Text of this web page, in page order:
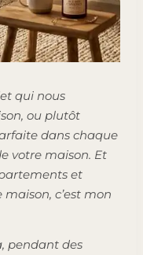
qui nous
ou plutôt
dans chaque
votre maison. Et
et
c’est mon
pendant des